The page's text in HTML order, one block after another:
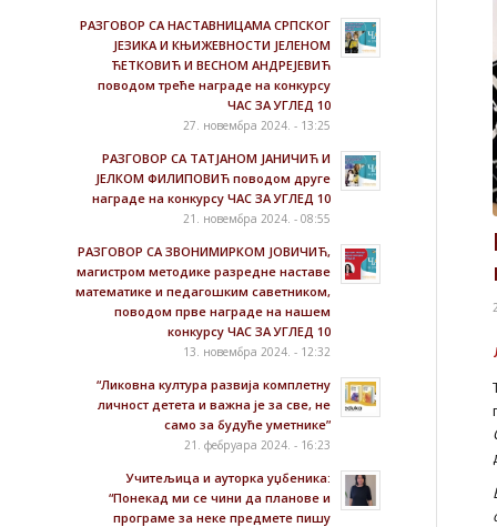
РАЗГОВОР СА НАСТАВНИЦАМА СРПСКОГ
ЈЕЗИКА И КЊИЖЕВНОСТИ ЈЕЛЕНОМ
ЋЕТКОВИЋ И ВЕСНОМ АНДРЕЈЕВИЋ
поводом треће награде на конкурсу
ЧАС ЗА УГЛЕД 10
27. новембра 2024. - 13:25
РАЗГОВОР СА ТАТЈАНОМ ЈАНИЧИЋ И
ЈЕЛКОМ ФИЛИПОВИЋ поводом друге
награде на конкурсу ЧАС ЗА УГЛЕД 10
21. новембра 2024. - 08:55
РАЗГОВОР СА ЗВОНИМИРКОМ ЈОВИЧИЋ,
магистром методике разредне наставе
математике и педагошким саветником,
поводом прве награде на нашем
конкурсу ЧАС ЗА УГЛЕД 10
13. новембра 2024. - 12:32
“Ликовна култура развија комплетну
личност детета и важна је за све, не
само за будуће уметнике”
21. фебруара 2024. - 16:23
Учитељица и ауторка уџбеника:
“Понекад ми се чини да планове и
програме за неке предмете пишу